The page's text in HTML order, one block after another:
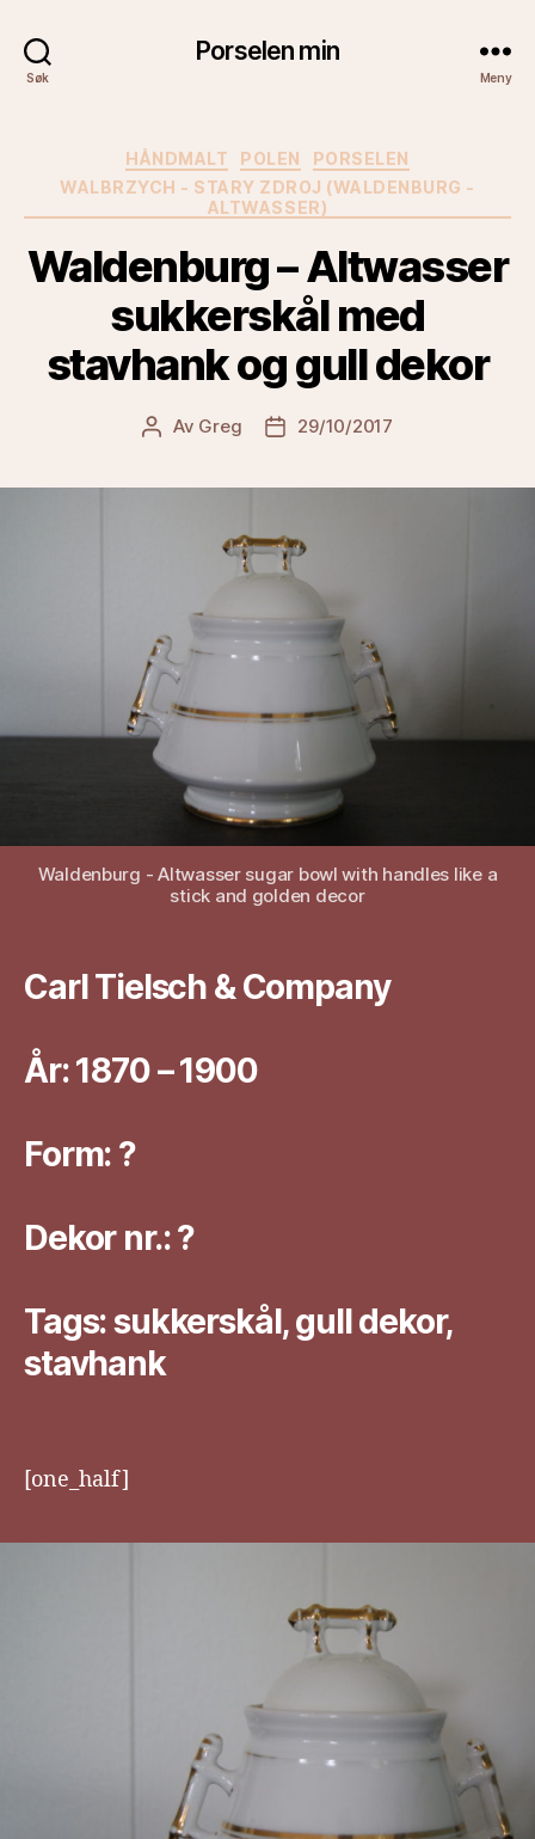
Søk
Porselen min
Meny
Kategorier
HÅNDMALT POLEN
PORSELEN
WALBRZYCH - STARY ZDROJ (WALDENBURG -
ALTWASSER)
Waldenburg – Altwasser
sukkerskål med
stavhank og gull dekor
Innleggsforfatter
Av Greg Publiseringsdato
29/10/2017
Waldenburg - Altwasser sugar bowl with handles like a
stick and golden decor
Carl Tielsch & Company
År: 1870 – 1900
Form: ?
Dekor nr.: ?
Tags: sukkerskål, gull dekor,
stavhank
[one_half]